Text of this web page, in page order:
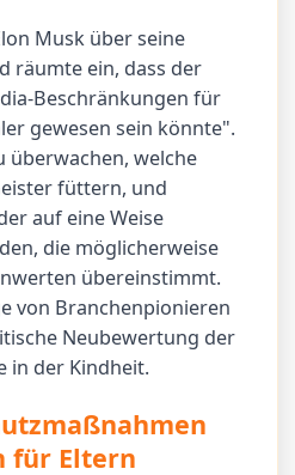
Musk über seine
räumte ein, dass der
Beschränkungen für
gewesen sein könnte".
überwachen, welche
füttern, und
auf eine Weise
die möglicherweise
übereinstimmt.
von Branchenpionieren
Neubewertung der
in der Kindheit.
für Eltern